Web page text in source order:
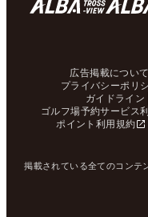
広告掲載について
プライバシーポリ
ガイドライン
ゴルフ場予約サービス
ポイント利用規約
掲載されている全てのコンテ